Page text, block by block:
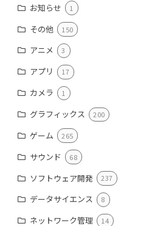
お知らせ 1
その他 150
アニメ 3
アプリ 17
カメラ 1
グラフィックス 200
ゲーム 265
サウンド 68
ソフトウェア開発 237
データサイエンス 8
ネットワーク管理 14